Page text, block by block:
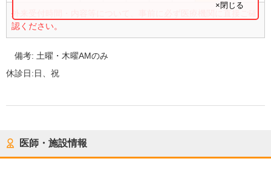
外来受付時間・内容等について、事前に必ず医療機関に直接ご確
認ください。
×閉じる
備考: 土曜・木曜AMのみ
休診日:日、祝
医師・施設情報